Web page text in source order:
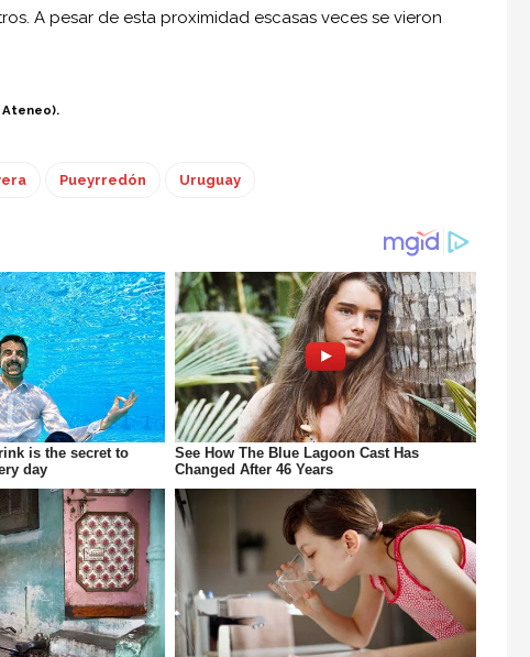
A pesar de esta proximidad escasas veces se vieron
Pueyrredón Uruguay